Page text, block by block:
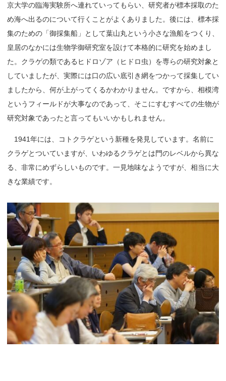
京大学の臨海実験所へ連れていってもらい、研究者が標本採取のた
め海へ出るのについて行くことがよくありました。後には、標本採
集のための「御採集船」として葉山丸という小さな漁船をつくり、
皇居のなかには生物学御研究室を設けて本格的に研究を始めまし
た。クラゲの類であるヒドロゾア（ヒドロ虫）を専らの研究対象と
していましたが、実際には口の広い底引き網をつかって採集してい
ましたから、何が上がってくるかわかりません。ですから、相模湾
というフィールドが大事なのであって、そこにすむすべての生物が
研究対象であったと言ってもいいかもしれません。
1941年には、コトクラゲという新種を発見しています。名前に
クラゲとついていますが、いわゆるクラゲとは門のレベルから異な
る、非常にめずらしいものです。一見地味なようですが、相当に大
きな業績です。